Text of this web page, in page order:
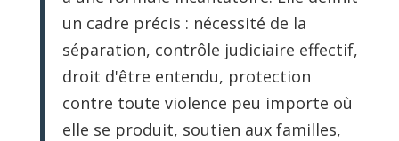
un cadre précis : nécessité de la
séparation, contrôle judiciaire effectif,
droit d'être entendu, protection
contre toute violence peu importe où
elle se produit, soutien aux familles,